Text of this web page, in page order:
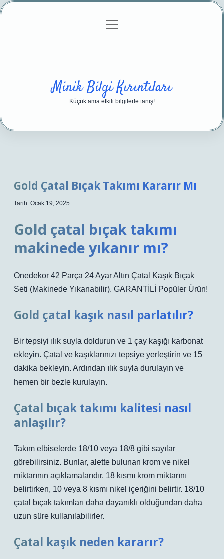
Gizlilik Politikası
menüyü
Minik Bilgi Kırıntıları
Küçük ama etkili bilgilerle tanış!
Gold Çatal Bıçak Takımı Kararır Mı
Tarih: Ocak 19, 2025
Gold çatal bıçak takımı
makinede yıkanır mı?
Onedekor 42 Parça 24 Ayar Altın Çatal Kaşık Bıçak
Seti (Makinede Yıkanabilir). GARANTİLİ Popüler Ürün!
Gold çatal kaşık nasıl parlatılır?
Bir tepsiyi ılık suyla doldurun ve 1 çay kaşığı karbonat
ekleyin. Çatal ve kaşıklarınızı tepsiye yerleştirin ve 15
dakika bekleyin. Ardından ılık suyla durulayın ve
hemen bir bezle kurulayın.
Çatal bıçak takımı kalitesi nasıl
anlaşılır?
Takım elbiselerde 18/10 veya 18/8 gibi sayılar
görebilirsiniz. Bunlar, alette bulunan krom ve nikel
miktarının açıklamalarıdır. 18 kısmı krom miktarını
belirtirken, 10 veya 8 kısmı nikel içeriğini belirtir. 18/10
çatal bıçak takımları daha dayanıklı olduğundan daha
uzun süre kullanılabilirler.
Çatal kaşık neden kararır?